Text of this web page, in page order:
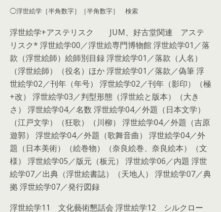
◯浮世絵学［半角数字］［半角数字］ 検索
浮世絵学+アステリスク JUM、好古堂関連 アステ
リスク* 浮世絵学00／浮世絵専門博物館 浮世絵学01／落
款（浮世絵師）絵師別目録 浮世絵学01／落款（人名）
（浮世絵師）（役名）ほか 浮世絵学01／落款／偽筆 浮
世絵学02／刊年（年号） 浮世絵学02／刊年（影印）（極
+改） 浮世絵学03／判型形態（浮世絵と版本）（大き
さ） 浮世絵学04／名数 浮世絵学04／外題（日本文学）
（江戸文学）（狂歌）（川柳） 浮世絵学04／外題（吉原
遊郭） 浮世絵学04／外題（歌舞音曲） 浮世絵学04／外
題（日本美術）（絵巻物）（奈良絵巻、奈良絵本）（文
様） 浮世絵学05／版元（板元） 浮世絵学06／内題 浮世
絵学07／出典（浮世絵書誌）（天地人） 浮世絵学07／典
拠 浮世絵学07／発行図録
浮世絵学11 文化藝術懇話会 浮世絵学12 シルクロー